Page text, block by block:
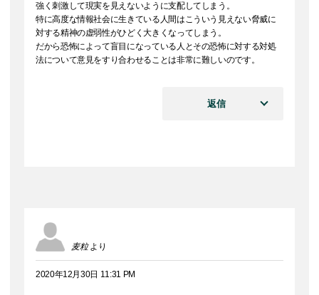
強く刺激して現実を見えないように支配してしまう。
特に高度な情報社会に生きている人間はこういう見えない脅威に
対する精神の虚弱性がひどく大きくなってしまう。
だから恐怖によって盲目になっている人とその恐怖に対する対処
法について意見をすり合わせることは非常に難しいのです。
返信
麦粒 より
2020年12月30日 11:31 PM